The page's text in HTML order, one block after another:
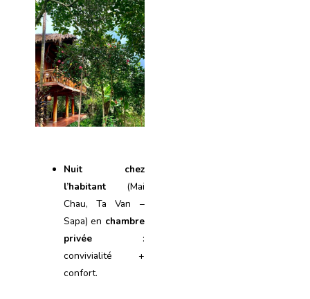
Nuit chez
l’habitant(Mai
Chau, Ta Van –
Sapa) en chambre
privée:
convivialité +
confort.